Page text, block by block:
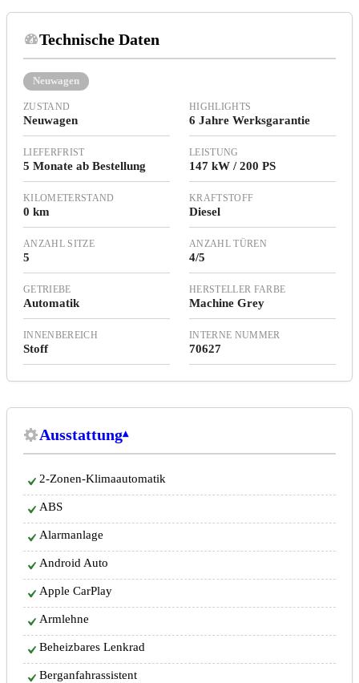
Technische Daten
Neuwagen
ZUSTAND
Neuwagen
HIGHLIGHTS
6 Jahre Werksgarantie
LIEFERFRIST
5 Monate ab Bestellung
LEISTUNG
147 kW / 200 PS
KILOMETERSTAND
0 km
KRAFTSTOFF
Diesel
ANZAHL SITZE
5
ANZAHL TÜREN
4/5
GETRIEBE
Automatik
HERSTELLER FARBE
Machine Grey
INNENBEREICH
Stoff
INTERNE NUMMER
70627
Ausstattung
2-Zonen-Klimaautomatik
ABS
Alarmanlage
Android Auto
Apple CarPlay
Armlehne
Beheizbares Lenkrad
Berganfahrassistent